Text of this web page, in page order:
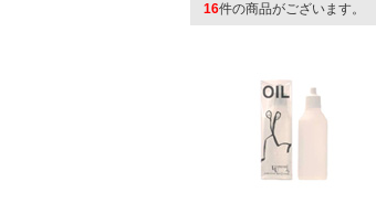
16件の商品がございます。